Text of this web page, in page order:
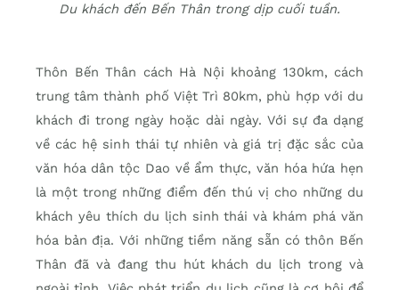
Du khách đến Bến Thân trong dịp cuối tuần.
Thôn Bến Thân cách Hà Nội khoảng 130km, cách
trung tâm thành phố Việt Trì 80km, phù hợp với du
khách đi trong ngày hoặc dài ngày. Với sự đa dạng
về các hệ sinh thái tự nhiên và giá trị đặc sắc của
văn hóa dân tộc Dao về ẩm thực, văn hóa hứa hẹn
là một trong những điểm đến thú vị cho những du
khách yêu thích du lịch sinh thái và khám phá văn
hóa bản địa. Với những tiềm năng sẵn có thôn Bến
Thân đã và đang thu hút khách du lịch trong và